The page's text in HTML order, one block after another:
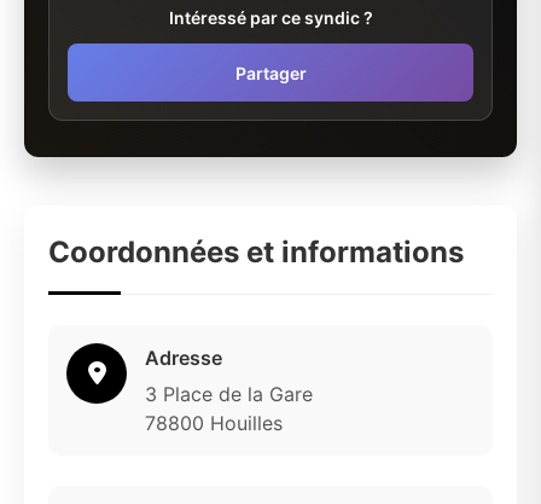
Intéressé par ce syndic ?
Partager
Coordonnées et informations
Adresse
3 Place de la Gare
78800 Houilles